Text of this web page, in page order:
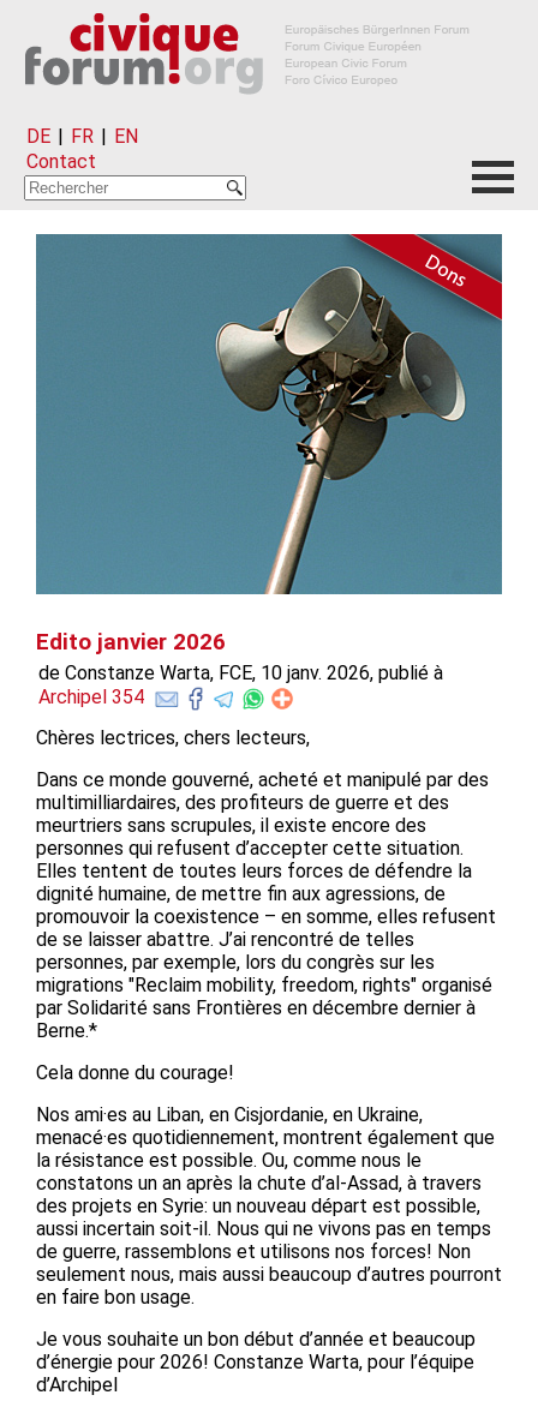
DE | FR | EN
Contact
Edito janvier 2026
de Constanze Warta, FCE, 10 janv. 2026, publié à
Archipel 354
Chères lectrices, chers lecteurs,
Dans ce monde gouverné, acheté et manipulé par des
multimilliardaires, des profiteurs de guerre et des
meurtriers sans scrupules, il existe encore des
personnes qui refusent d’accepter cette situation.
Elles tentent de toutes leurs forces de défendre la
dignité humaine, de mettre fin aux agressions, de
promouvoir la coexistence – en somme, elles refusent
de se laisser abattre. J’ai rencontré de telles
personnes, par exemple, lors du congrès sur les
migrations "Reclaim mobility, freedom, rights" organisé
par Solidarité sans Frontières en décembre dernier à
Berne.*
Cela donne du courage!
Nos ami·es au Liban, en Cisjordanie, en Ukraine,
menacé·es quotidiennement, montrent également que
la résistance est possible. Ou, comme nous le
constatons un an après la chute d’al-Assad, à travers
des projets en Syrie: un nouveau départ est possible,
aussi incertain soit-il. Nous qui ne vivons pas en temps
de guerre, rassemblons et utilisons nos forces! Non
seulement nous, mais aussi beaucoup d’autres pourront
en faire bon usage.
Je vous souhaite un bon début d’année et beaucoup
d’énergie pour 2026! Constanze Warta, pour l’équipe
d’Archipel